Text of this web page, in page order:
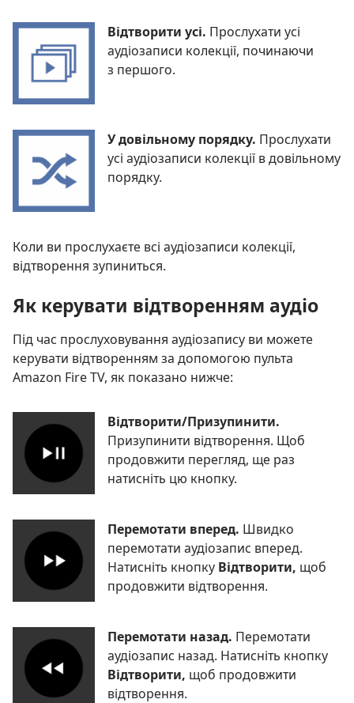
Відтворити усі. Прослухати усі
аудіозаписи колекції, починаючи
з першого.
У довільному порядку. Прослухати
усі аудіозаписи колекції в довільному
порядку.
Коли ви прослухаєте всі аудіозаписи колекції,
відтворення зупиниться.
Як керувати відтворенням аудіо
Під час прослуховування аудіозапису ви можете
керувати відтворенням за допомогою пульта
Amazon Fire TV, як показано нижче:
Відтворити/Призупинити.
Призупинити відтворення. Щоб
продовжити перегляд, ще раз
натисніть цю кнопку.
Перемотати вперед. Швидко
перемотати аудіозапис вперед.
Натисніть кнопку Відтворити, щоб
продовжити відтворення.
Перемотати назад. Перемотати
аудіозапис назад. Натисніть кнопку
Відтворити, щоб продовжити
відтворення.